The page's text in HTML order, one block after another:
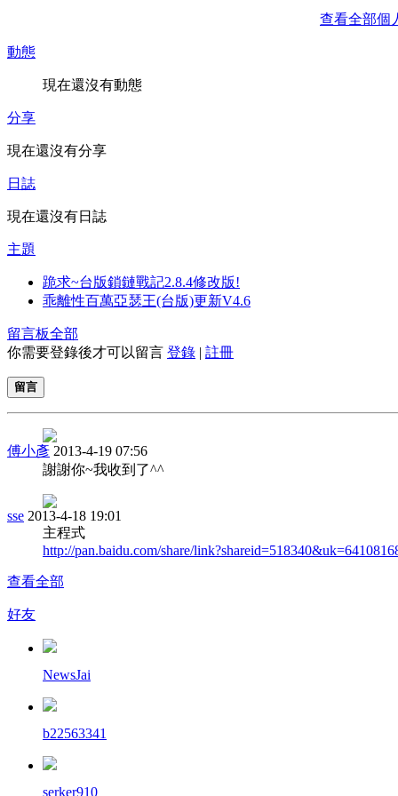
查看全部個
動態
現在還沒有動態
分享
現在還沒有分享
日誌
現在還沒有日誌
主題
跪求~台版鎖鏈戰記2.8.4修改版!
乖離性百萬亞瑟王(台版)更新V4.6
留言板全部
你需要登錄後才可以留言 登錄 | 註冊
留言
傅小彥 2013-4-19 07:56
謝謝你~我收到了^^
sse 2013-4-18 19:01
主程式
http://pan.baidu.com/share/
查看全部
好友
NewsJai
b22563341
serker910